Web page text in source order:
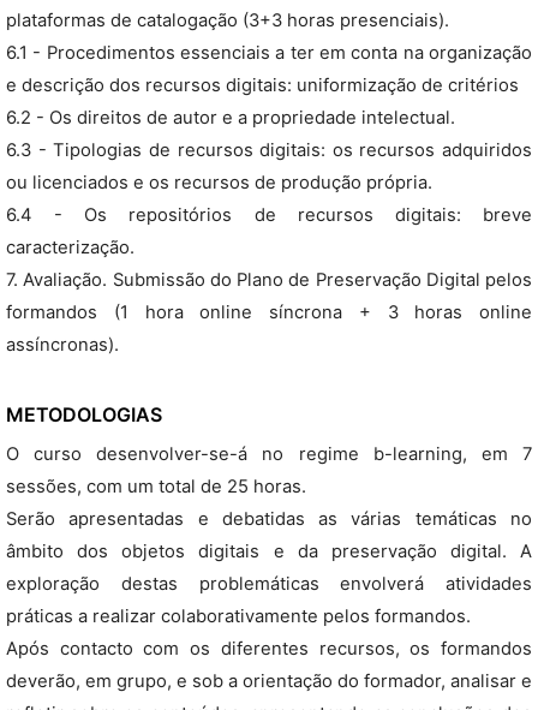
plataformas de catalogação (3+3 horas presenciais).
6.1 - Procedimentos essenciais a ter em conta na organização
e descrição dos recursos digitais: uniformização de critérios
6.2 - Os direitos de autor e a propriedade intelectual.
6.3 - Tipologias de recursos digitais: os recursos adquiridos
ou licenciados e os recursos de produção própria.
6.4 - Os repositórios de recursos digitais: breve
caracterização.
7. Avaliação. Submissão do Plano de Preservação Digital pelos
formandos (1 hora online síncrona + 3 horas online
assíncronas).
METODOLOGIAS
O curso desenvolver-se-á no regime b-learning, em 7
sessões, com um total de 25 horas.
Serão apresentadas e debatidas as várias temáticas no
âmbito dos objetos digitais e da preservação digital. A
exploração destas problemáticas envolverá atividades
práticas a realizar colaborativamente pelos formandos.
Após contacto com os diferentes recursos, os formandos
deverão, em grupo, e sob a orientação do formador, analisar e